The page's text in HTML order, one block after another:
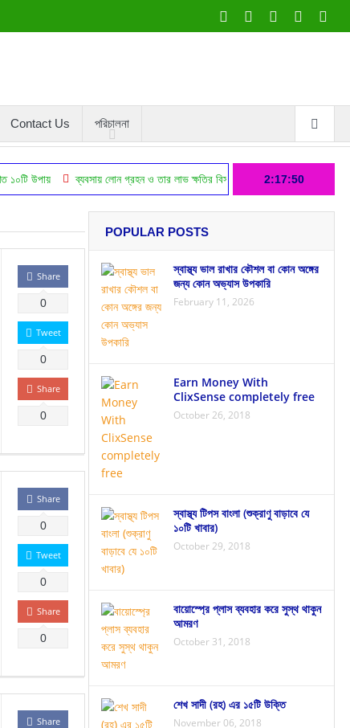
Contact Us পরিচালনা
ব্যবসায় লোন গ্রহন ও তার লাভ ক্ষতির বিস্তারিত বিবরণ এফিলিয়েট মার্কেটিং করে
2:17:51
Share
0
Tweet
0
Share
0
Share
0
Tweet
0
Share
0
Share
POPULAR POSTS
স্বাস্থ্য ভাল রাখার কৌশল বা কোন অঙ্গের
জন্য কোন অভ্যাস উপকারি
February 11, 2026
Earn Money With
ClixSense completely free
October 26, 2018
স্বাস্থ্য টিপস বাংলা (শুক্রাণু বাড়াবে যে
১০টি খাবার)
October 29, 2018
বায়োস্প্রে প্লাস ব্যবহার করে সুস্থ থাকুন
আমরণ
October 31, 2018
শেখ সাদী (রহ) এর ১৫টি উক্তি
November 06, 2018